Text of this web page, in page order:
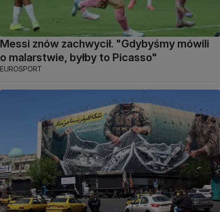
Messi znów zachwycił. "Gdybyśmy mówili
o malarstwie, byłby to Picasso"
EUROSPORT